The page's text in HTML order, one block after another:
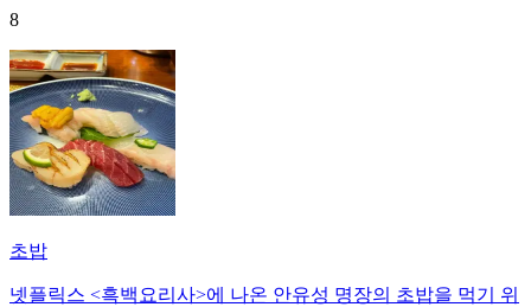
8
초밥
넷플릭스 <흑백요리사>에 나온 안유성 명장의 초밥을 먹기 위